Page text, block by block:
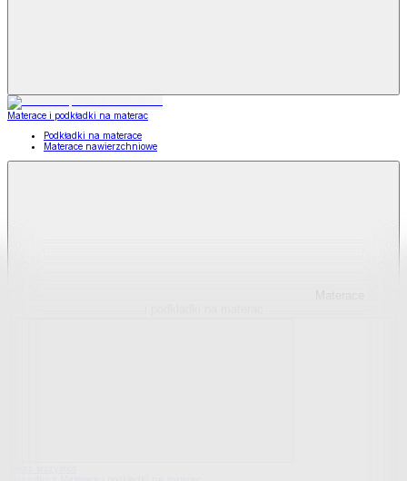
Materace i podkładki na materac
Podkładki na materace
Materace nawierzchniowe